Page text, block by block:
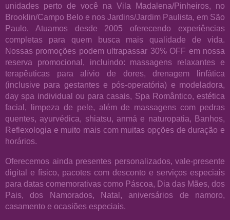
unidades perto de você na Vila Madalena/Pinheiros, no
Brooklin/Campo Belo e nos Jardins/Jardim Paulista, em São
Paulo. Atuamos desde 2005 oferecendo experiências
completas para quem busca mais qualidade de vida.
Nossas promoções podem ultrapassar 30% OFF em nossa
reserva promocional, incluindo: massagens relaxantes e
terapêuticas para alívio de dores, drenagem linfática
(inclusive para gestantes e pós-operatória) e modeladora,
day spa individual ou para casais, Spa Romântico, estética
facial, limpeza de pele, além de massagens com pedras
quentes, ayurvédica, shiatsu, anmá e naturopatia, Banhos,
Reflexologia e muito mais com muitas opções de duração e
horários.
Oferecemos ainda presentes personalizados, vale-presente
digital e físico, pacotes com desconto e serviços especiais
para datas comemorativas como Páscoa, Dia das Mães, dos
Pais, dos Namorados, Natal, aniversários de namoro,
casamento e ocasiões especiais.